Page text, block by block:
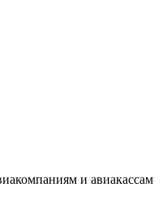
и авиакассам